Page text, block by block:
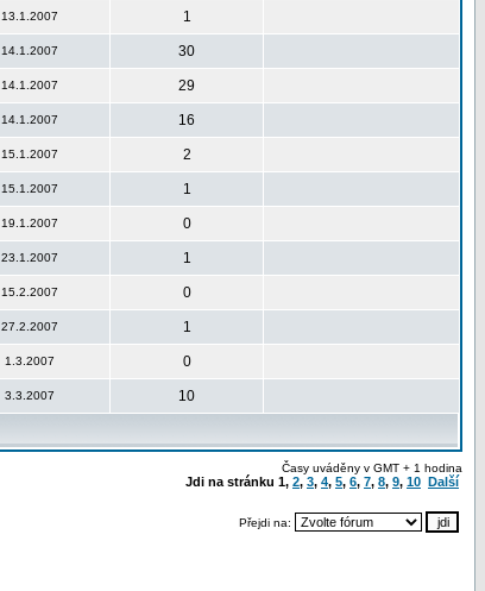
13.1.2007 1
14.1.2007 30
14.1.2007 29
14.1.2007 16
15.1.2007 2
15.1.2007 1
19.1.2007 0
23.1.2007 1
15.2.2007 0
27.2.2007 1
1.3.2007 0
3.3.2007 10
Časy uváděny v GMT + 1 hodina
Jdi na stránku 1, 2, 3, 4, 5, 6, 7, 8, 9, 10 Další
Přejdi na: